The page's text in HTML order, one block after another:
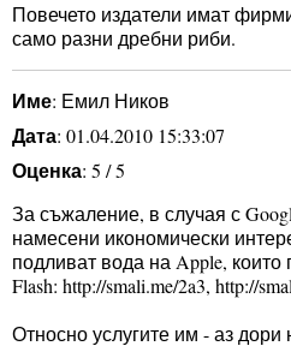
Повечето издатели имат
само разни дребни риби.
Име: Емил Ников
Дата: 01.04.2010 15:33:07
Оценка: 5 / 5
За съжаление, в случая с
намесени икономически
подливат вода на Apple, които
Flash: http://smali.me/2a3, http://
Относно услугите им - аз